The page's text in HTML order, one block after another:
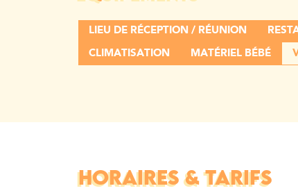
LIEU DE RÉCEPTION / RÉUNION
CLIMATISATION
MATÉRIEL BÉBÉ
HORAIRES & TARIFS